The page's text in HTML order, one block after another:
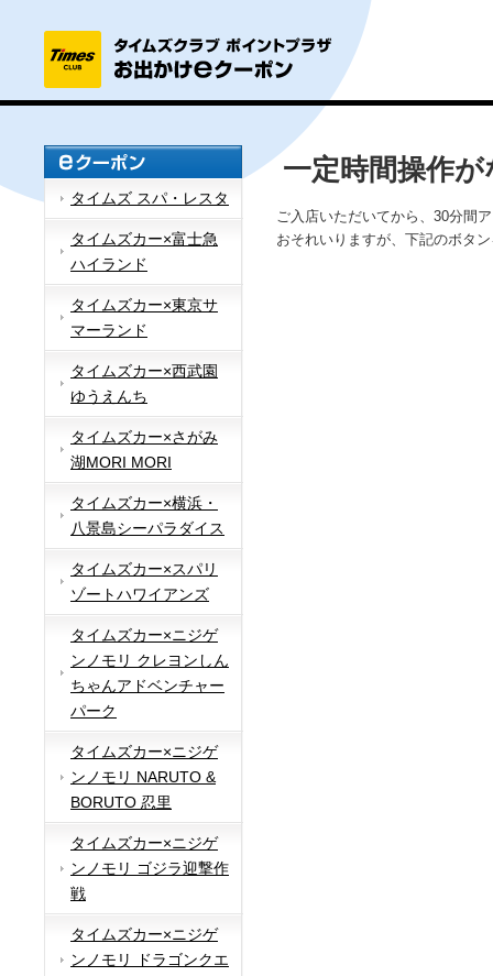
タイムズ スパ・レスタ
タイムズカー×富士急
ハイランド
タイムズカー×東京サ
マーランド
タイムズカー×西武園
ゆうえんち
タイムズカー×さがみ
湖MORI MORI
タイムズカー×横浜・
八景島シーパラダイス
タイムズカー×スパリ
ゾートハワイアンズ
タイムズカー×ニジゲ
ンノモリ クレヨンしん
ちゃんアドベンチャー
パーク
タイムズカー×ニジゲ
ンノモリ NARUTO &
BORUTO 忍里
タイムズカー×ニジゲ
ンノモリ ゴジラ迎撃作
戦
タイムズカー×ニジゲ
ンノモリ ドラゴンクエ
一定時間操作
ご入店いただいてから、30分間
おそれいりますが、下記のボタ